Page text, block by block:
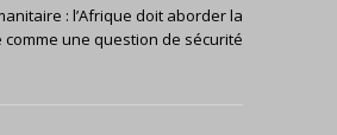
: l’Afrique doit aborder la
une question de sécurité